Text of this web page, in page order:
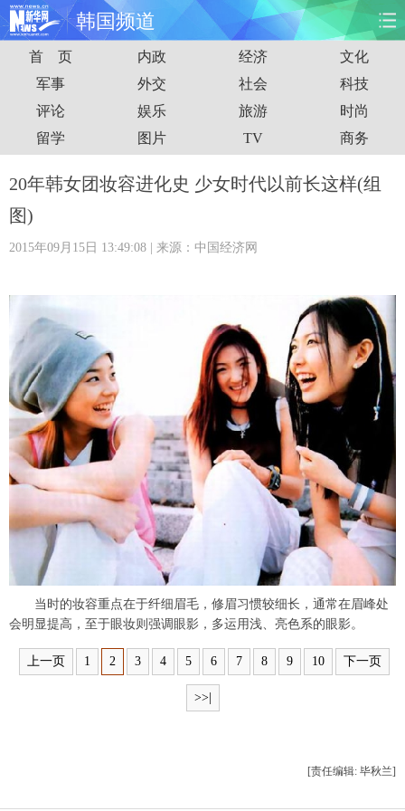
韩国频道
首页 时政 国际 财经
娱乐 体育 人事 教育
时尚 思客 地方 法治
科技 能源 房产
图片 食品
旅游 信息化 数据
金融 军事 无人机
富媒体 摄影 新华广播
新华电视中文 新华电视英文 返回PC
首 页 内政 经济
文化
军事
外交 社会
科技
评论
娱乐 旅游
时尚
留学
图片 TV 商务
20年韩女团妆容进化史 少女时代以前长这样(组
图)
2015年09月15日 13:49:08 | 来源：中国经济网
当时的妆容重点在于纤细眉毛，修眉习惯较细长，通常在眉峰处
会明显提高，至于眼妆则强调眼影，多运用浅、亮色系的眼影。
上一页 1 2 3 4 5 6 7 8 9 10 下一页
>>|
[责任编辑: 毕秋兰]